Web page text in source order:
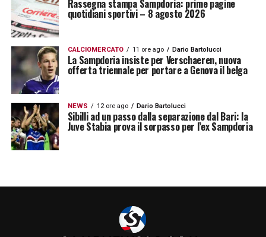
Rassegna stampa Sampdoria: prime pagine
quotidiani sportivi – 8 agosto 2026
CALCIOMERCATO 11 ore ago Dario Bartolucci
La Sampdoria insiste per Verschaeren, nuova
offerta triennale per portare a Genova il belga
NEWS 12 ore ago Dario Bartolucci
Sibilli ad un passo dalla separazione dal Bari: la
Juve Stabia prova il sorpasso per l’ex Sampdoria